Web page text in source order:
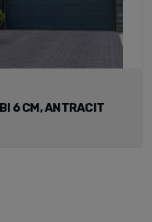
6 CM, ANTRACIT